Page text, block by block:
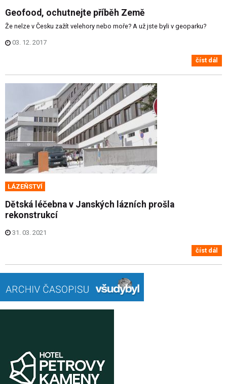
Geofood, ochutnejte příběh Země
Že nelze v Česku zažít velehory nebo moře? A už jste byli v geoparku?
03. 12. 2017
číst dál
LÁZEŇSTVÍ
Dětská léčebna v Janských lázních prošla
rekonstrukcí
31. 03. 2021
číst dál